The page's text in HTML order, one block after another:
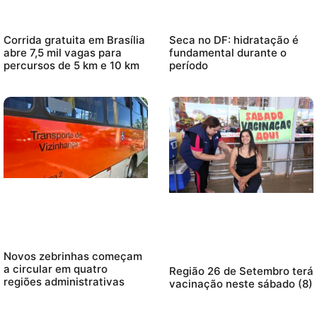
Corrida gratuita em Brasília
abre 7,5 mil vagas para
percursos de 5 km e 10 km
Seca no DF: hidratação é
fundamental durante o
período
Novos zebrinhas começam
a circular em quatro
regiões administrativas
Região 26 de Setembro terá
vacinação neste sábado (8)